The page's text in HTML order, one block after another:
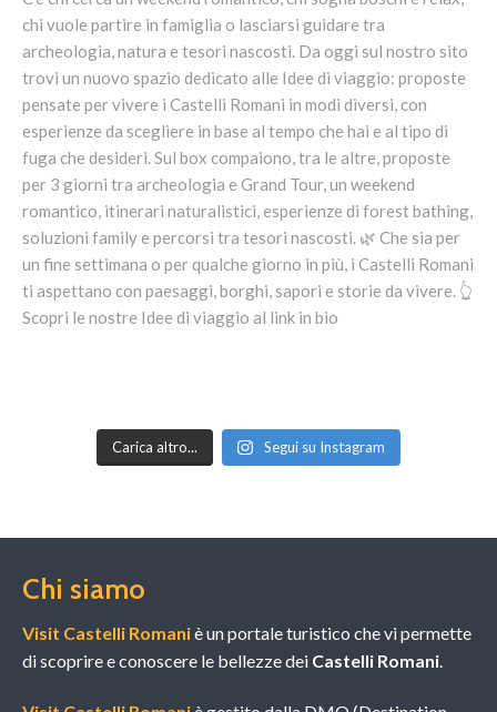
Carica altro... Segui su Instagram
Chi siamo
Visit Castelli Romaniè un portale turistico che vi permette
di scoprire e conoscere le bellezze dei Castelli Romani.